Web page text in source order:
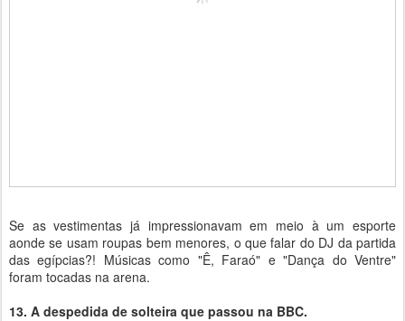
Se as vestimentas já impressionavam em meio à um esporte
aonde se usam roupas bem menores, o que falar do DJ da partida
das egípcias?! Músicas como "Ê, Faraó" e "Dança do Ventre"
foram tocadas na arena.
13. A despedida de solteira que passou na BBC.